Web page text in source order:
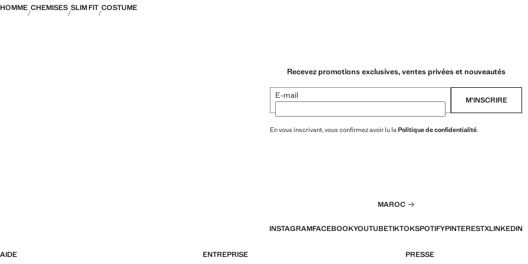
HOMME CHEMISES SLIM FIT COSTUME
Recevez promotions exclusives, ventes privées et nouveautés
E-mail M’INSCRIRE
En vous inscrivant, vous confirmez avoir lu laPolitique de confidentialité.
MAROC
INSTAGRAMFACEBOOKYOUTUBETIKTOKSPOTIFYPINTERESTXLINKEDIN
AIDE ENTREPRISE PRESSE